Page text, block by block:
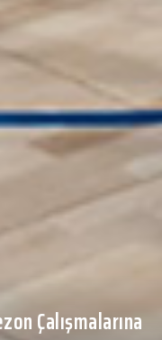
Çalışmalarına